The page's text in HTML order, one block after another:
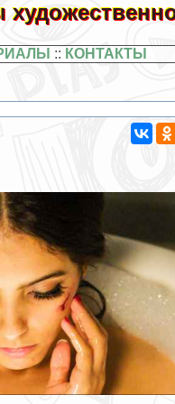
:: КОНТАКТЫ